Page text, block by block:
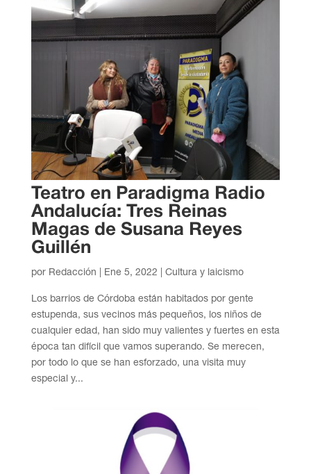
Teatro en Paradigma Radio
Andalucía: Tres Reinas
Magas de Susana Reyes
Guillén
por Redacción Ene 5, 2022 Cultura y laicismo
Los barrios de Córdoba están habitados por gente
estupenda, sus vecinos más pequeños, los niños de
cualquier edad, han sido muy valientes y fuertes en esta
época tan difícil que vamos superando. Se merecen,
por todo lo que se han esforzado, una visita muy
especial y...